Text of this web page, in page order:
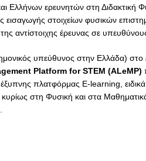
Ελλήνων ερευνητών στη Διδακτική
εισαγωγής στοιχείων φυσικών
αντίστοιχης έρευνας σε
υπεύθυνος στην Ελλάδα)
Platform for STEM (ALeMP)
πλατφόρμας E-learning, ειδικά
στη Φυσική και στα